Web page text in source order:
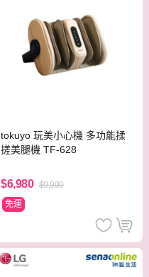
tokuyo 玩美小心機 多功能揉
搓美腿機 TF-628
$6,980 $9,900
免運